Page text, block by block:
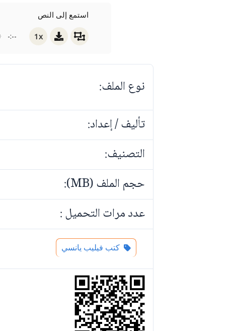
استمع إلى النص
-:-- 1x
نوع الملف:
تأليف / إعداد:
التصنيف:
حجم الملف (MB):
عدد مرات التحميل :
كتب فيليب يانسي